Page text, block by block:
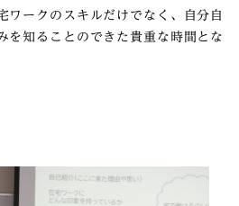
ワークのスキルだけでなく、自分自
を知ることのできた貴重な時間とな